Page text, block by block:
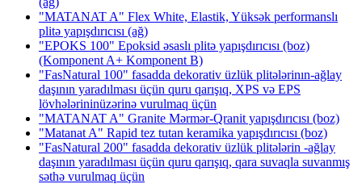
"MATANAT A" Flex White, Elastik, Yüksək performanslı
plitə yapışdırıcısı (ağ)
"EPOKS 100" Epoksid əsaslı plitə yapışdırıcısı (boz)
(Komponent A+ Komponent B)
"FasNatural 100" fasadda dekorativ üzlük plitələrinın-ağlay
daşının yaradılması üçün quru qarışıq, XPS və EPS
lövhələrininüzərinə vurulmaq üçün
"MATANAT A" Granite Mərmər-Qranit yapışdırıcısı (boz)
"Matanat A" Rapid tez tutan keramika yapışdırıcısı (boz)
"FasNatural 200" fasadda dekorativ üzlük plitələrin -ağlay
daşının yaradılması üçün quru qarışıq, qara suvaqla suvanmış
səthə vurulmaq üçün